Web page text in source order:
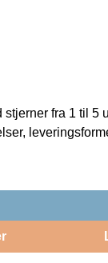
fra 1 til 5